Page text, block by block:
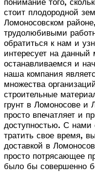
стоит плодородной
Ломоносовском
трудолюбивыми
обратиться к нам и
интересует на
останавливаемся и
наша компания
множества
строительные
грунт в Ломоносове и
просто впечатляет и
доступностью. С нами
тратить свое время,
доставкой в
просто потрясающее
было бы совершенно